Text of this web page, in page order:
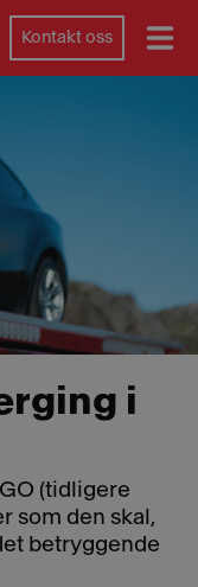
Kontakt oss
i
(tidligere
som den skal,
betryggende